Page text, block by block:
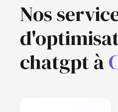
Nos
chatgpt à